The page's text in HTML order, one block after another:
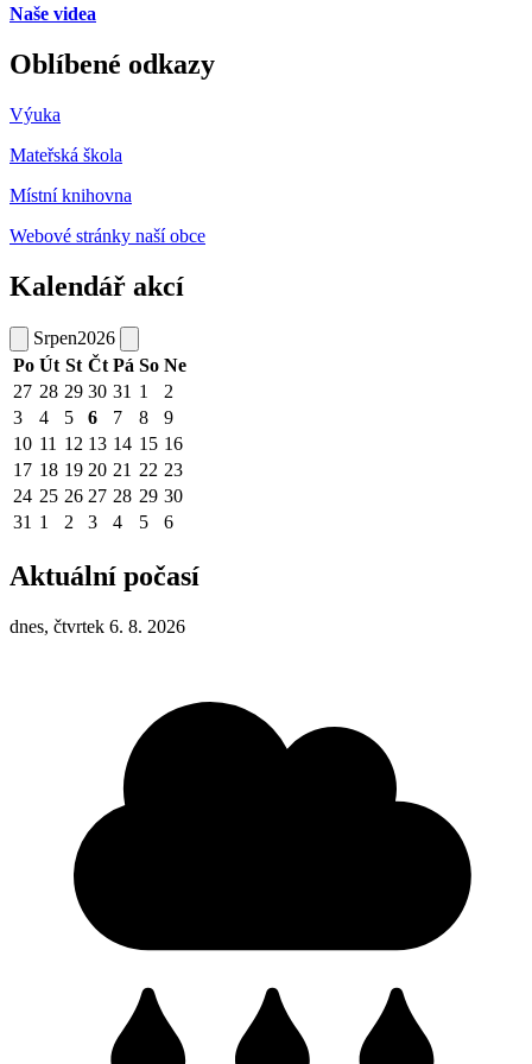
Naše videa
Oblíbené odkazy
Výuka
Mateřská škola
Místní knihovna
Webové stránky naší obce
Kalendář akcí
Srpen2026
Po Út St Čt Pá So Ne
27 28 29 30 31 1
2
3
4 5 6 7 8
9
10 11 12 13 14 15 16
17 18 19 20 21 22 23
24 25 26 27 28 29 30
31 1 2 3 4 5 6
Aktuální počasí
dnes, čtvrtek 6. 8. 2026